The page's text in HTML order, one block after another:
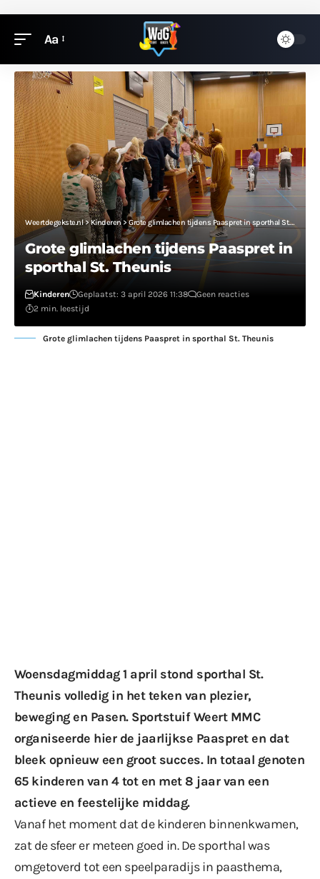
Aa
Weertdegekste.nl>Kinderen>Grote glimlachen tijdens Paaspret in sporthal St. Theunis
Grote glimlachen tijdens Paaspret in
sporthal St. Theunis
Kinderen Geplaatst: 3 april 2026 11:38
Geen reacties
2 min. leestijd
Grote glimlachen tijdens Paaspret in sporthal St. Theunis
Woensdagmiddag 1 april stond sporthal St.
Theunis volledig in het teken van plezier,
beweging en Pasen. Sportstuif Weert MMC
organiseerde hier de jaarlijkse Paaspret en dat
bleek opnieuw een groot succes. In totaal genoten
65 kinderen van 4 tot en met 8 jaar van een
actieve en feestelijke middag.
Vanaf het moment dat de kinderen binnenkwamen,
zat de sfeer er meteen goed in. De sporthal was
omgetoverd tot een speelparadijs in paasthema,